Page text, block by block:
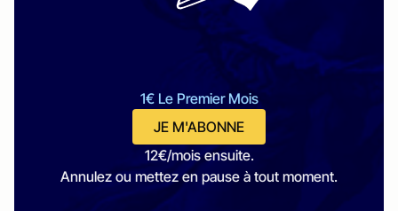
1€ Le Premier Mois
JE M'ABONNE
12€/mois ensuite.
Annulez ou mettez en pause à tout moment.